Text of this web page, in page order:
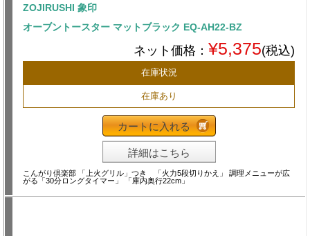
ZOJIRUSHI 象印
オーブントースター マットブラック EQ-AH22-BZ
ネット価格： ¥5,375(税込)
在庫状況
在庫あり
カートに入れる
詳細はこちら
こんがり倶楽部 「上火グリル」つき 「火力5段切りかえ」 調理メニューが広
がる「30分ロングタイマー」 「庫内奥行22cm」